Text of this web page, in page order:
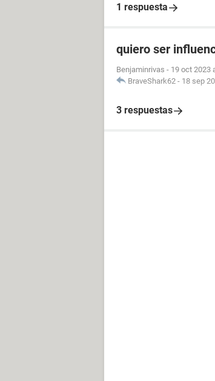
1 respuesta
quiero ser
Benjaminrivas - 19 oct 2023
BraveShark62 - 18 sep
3 respuestas